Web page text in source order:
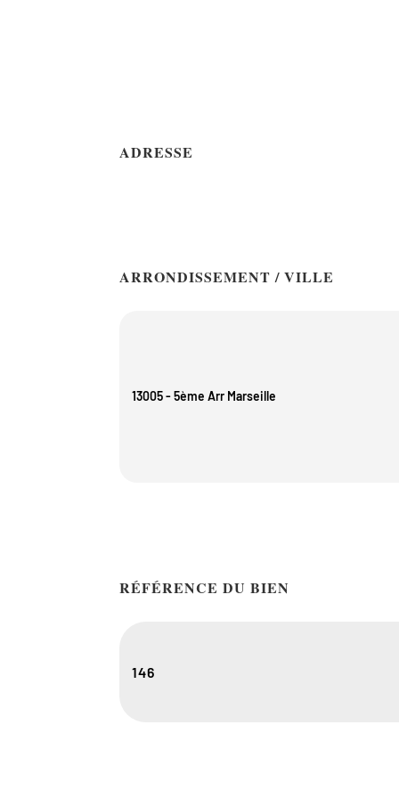
ADRESSE
ARRONDISSEMENT / VILLE
13005 - 5ème Arr Marseille
RÉFÉRENCE DU BIEN
146